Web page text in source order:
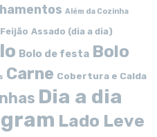
Além da Cozinha
Assado (dia a dia)
Bolo de festa Bolo
Carne Cobertura e Calda
Dia a dia
Lado Leve